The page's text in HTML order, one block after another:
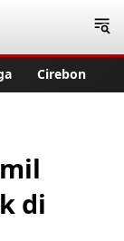
Cirebon
di